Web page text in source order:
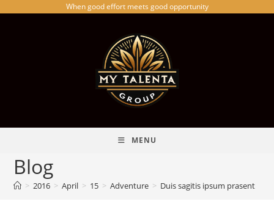
When good effort meets good opportunity
MENU
Blog
> 2016 > April > 15 > Adventure > Duis sagitis ipsum prasent